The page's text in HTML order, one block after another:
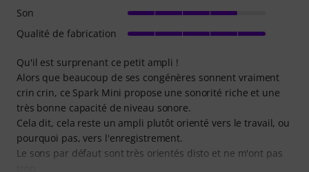
Qu'il est surprenant ce petit ampli !
Alors que beaucoup de ses congénères sonnent vraiment
crin crin, ce Spark Mini propose une sonorité riche et une
très bonne capacité de niveau sonore.
Cela dit, cela reste un ampli plutôt orienté vers le travail, ou
pourquoi pas, vers l'enregistrement.
Le sons par défaut sont très orientés disto et ne m'ont pas
Son
Qualité de fabrication